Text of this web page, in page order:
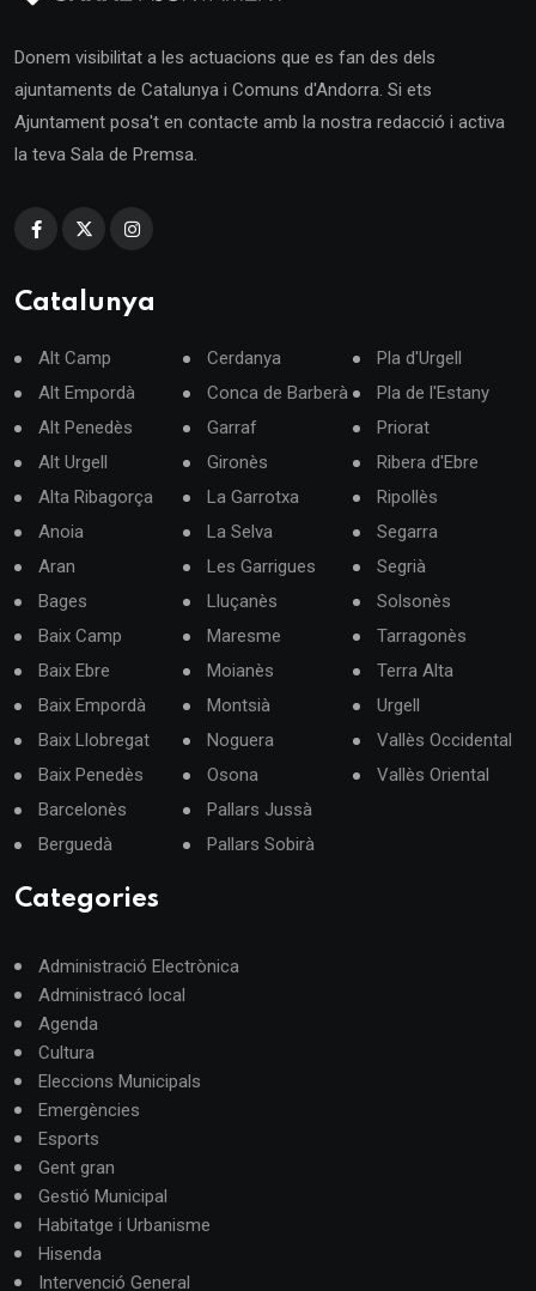
Donem visibilitat a les actuacions que es fan des dels
ajuntaments de Catalunya i Comuns d'Andorra. Si ets
Ajuntament posa't en contacte amb la nostra redacció i activa
la teva Sala de Premsa.
Catalunya
Alt Camp
Alt Empordà
Alt Penedès
Alt Urgell
Alta Ribagorça
Anoia
Aran
Bages
Baix Camp
Baix Ebre
Baix Empordà
Baix Llobregat
Baix Penedès
Barcelonès
Berguedà
Cerdanya
Conca de Barberà
Garraf
Gironès
La Garrotxa
La Selva
Les Garrigues
Lluçanès
Maresme
Moianès
Montsià
Noguera
Osona
Pallars Jussà
Pallars Sobirà
Pla d'Urgell
Pla de l'Estany
Priorat
Ribera d'Ebre
Ripollès
Segarra
Segrià
Solsonès
Tarragonès
Terra Alta
Urgell
Vallès Occidental
Vallès Oriental
Categories
Administració Electrònica
Administracó local
Agenda
Cultura
Eleccions Municipals
Emergències
Esports
Gent gran
Gestió Municipal
Habitatge i Urbanisme
Hisenda
Intervenció General